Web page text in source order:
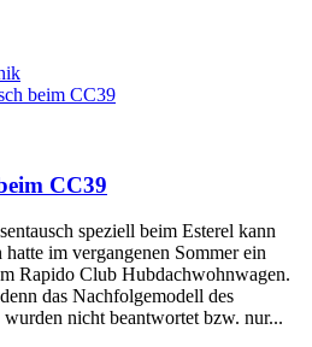
beim CC39
CC39
speziell beim Esterel kann
im vergangenen Sommer ein
Rapido Club Hubdachwohnwagen.
das Nachfolgemodell des
nicht beantwortet bzw. nur...